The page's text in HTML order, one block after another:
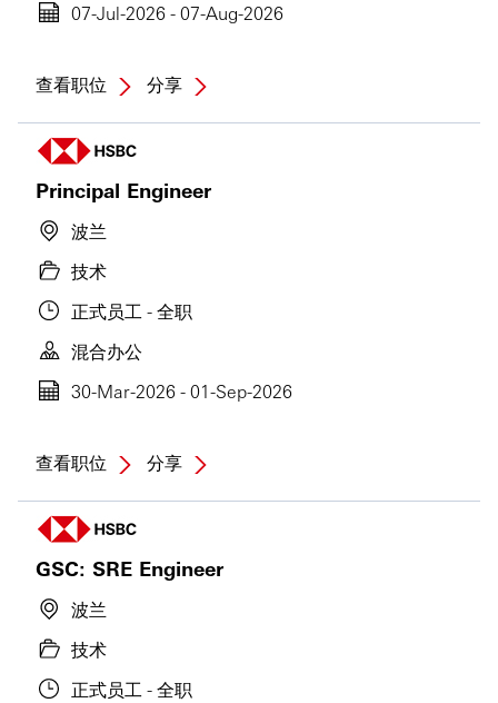
07-Jul-2026 - 07-Aug-2026
查看职位 分享
Principal Engineer
波兰
技术
正式员工 - 全职
混合办公
30-Mar-2026 - 01-Sep-2026
查看职位 分享
GSC: SRE Engineer
波兰
技术
正式员工 - 全职